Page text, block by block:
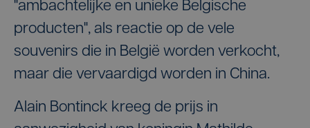
"ambachtelijke en unieke Belgische
producten", als reactie op de vele
souvenirs die in België worden verkocht,
maar die vervaardigd worden in China.
Alain Bontinck kreeg de prijs in